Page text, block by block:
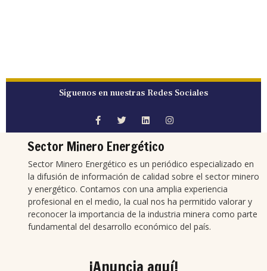
Síguenos en nuestras Redes Sociales
Sector Minero Energético
Sector Minero Energético es un periódico especializado en
la difusión de información de calidad sobre el sector minero
y energético. Contamos con una amplia experiencia
profesional en el medio, la cual nos ha permitido valorar y
reconocer la importancia de la industria minera como parte
fundamental del desarrollo económico del país.
¡Anuncia aquí!